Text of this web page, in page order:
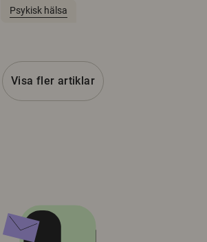
Psykisk hälsa
Visa fler artiklar